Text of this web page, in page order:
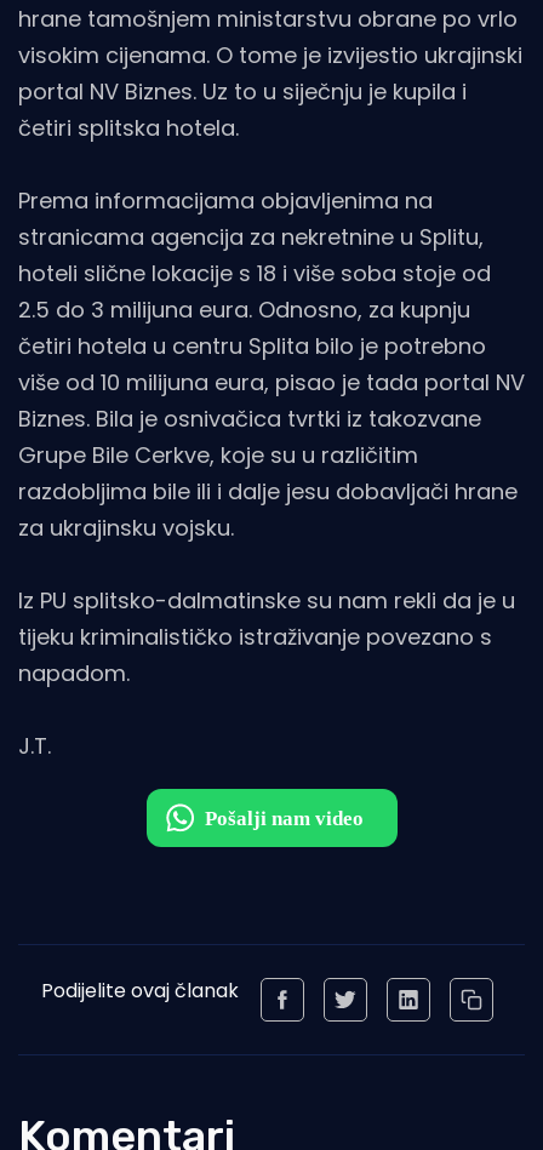
hrane tamošnjem ministarstvu obrane po vrlo
visokim cijenama. O tome je izvijestio ukrajinski
portal NV Biznes. Uz to u siječnju je kupila i
četiri splitska hotela.
Prema informacijama objavljenima na
stranicama agencija za nekretnine u Splitu,
hoteli slične lokacije s 18 i više soba stoje od
2.5 do 3 milijuna eura. Odnosno, za kupnju
četiri hotela u centru Splita bilo je potrebno
više od 10 milijuna eura, pisao je tada portal NV
Biznes. Bila je osnivačica tvrtki iz takozvane
Grupe Bile Cerkve, koje su u različitim
razdobljima bile ili i dalje jesu dobavljači hrane
za ukrajinsku vojsku.
Iz PU splitsko-dalmatinske su nam rekli da je u
tijeku kriminalističko istraživanje povezano s
napadom.
J.T.
Podijelite ovaj članak
Komentari